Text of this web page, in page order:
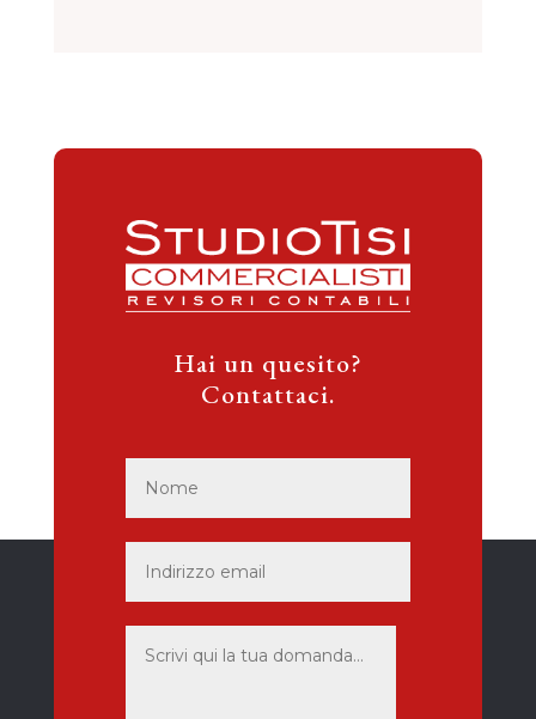
Hai un quesito?
Contattaci.